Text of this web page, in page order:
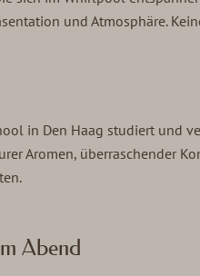
und Atmosphäre.
in Den Haag studiert und
Aromen, überraschender
Abend